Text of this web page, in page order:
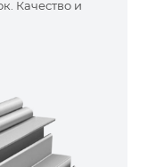
Качество и